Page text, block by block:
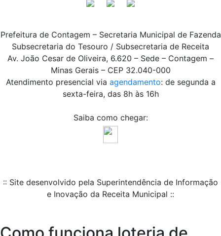
Prefeitura de Contagem – Secretaria Municipal de Fazenda
Subsecretaria do Tesouro / Subsecretaria de Receita
Av. João Cesar de Oliveira, 6.620 – Sede – Contagem –
Minas Gerais – CEP 32.040-000
Atendimento presencial via agendamento: de segunda a
sexta-feira, das 8h às 16h
Saiba como chegar:
:: Site desenvolvido pela Superintendência de Informação
e Inovação da Receita Municipal ::